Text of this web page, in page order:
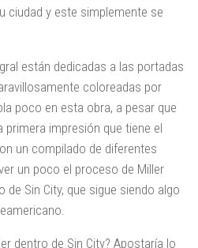
ciudad y este simplemente se
están dedicadas a las portadas
coloreadas por
poco en esta obra, a pesar que
impresión que tiene el
un compilado de diferentes
un poco el proceso de Miller
Sin City, que sigue siendo algo
dentro de Sin City? Apostaría lo